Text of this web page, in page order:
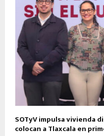
SOTyV impulsa vivienda
colocan a Tlaxcala en